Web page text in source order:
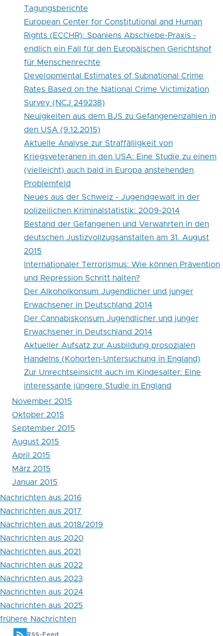
einem
(vielleicht)
auch
bald
Europa
anstehenden
Problemfeld
Tagungsberichte
European Center for Constitutional and Human
Rights (ECCHR): Spaniens Abschiebe-Praxis -
endlich ein Fall für den Europäischen Gerichtshof
für Menschenrechte
Developmental Estimates of Subnational Crime
Rates Based on the National Crime Victimization
Survey (NCJ 249238)
Neuigkeiten aus dem BJS zu Gefangenenzahlen in
den USA (9.12.2015)
Aktuelle Analyse zur Straffälligkeit von
Kriegsveteranen in den USA: Eine Studie zu einem
(vielleicht) auch bald in Europa anstehenden
Problemfeld
Neues aus der Schweiz - Jugendgewalt in der
polizeilichen Kriminalstatistik: 2009-2014
Bestand der Gefangenen und Verwahrten in den
deutschen Justizvollzugsanstalten am 31. August
2015
Internationaler Terrorismus: Wie können Prävention
und Repression Schritt halten?
Der Alkoholkonsum Jugendlicher und junger
Erwachsener in Deutschland 2014
Der Cannabiskonsum Jugendlicher und junger
Erwachsener in Deutschland 2014
Aktueller Aufsatz zur Ausbildung prosozialen
Handelns (Kohorten-Untersuchung in England)
Zur Unrechtseinsicht auch im Kindesalter: Eine
interessante jüngere Studie in England
November 2015
Oktober 2015
September 2015
August 2015
April 2015
März 2015
Januar 2015
Nachrichten aus 2016
Nachrichten aus 2017
Nachrichten aus 2018/2019
Nachrichten aus 2020
Nachrichten aus 2021
Nachrichten aus 2022
Nachrichten aus 2023
Nachrichten aus 2024
Nachrichten aus 2025
frühere Nachrichten
RSS-Feed